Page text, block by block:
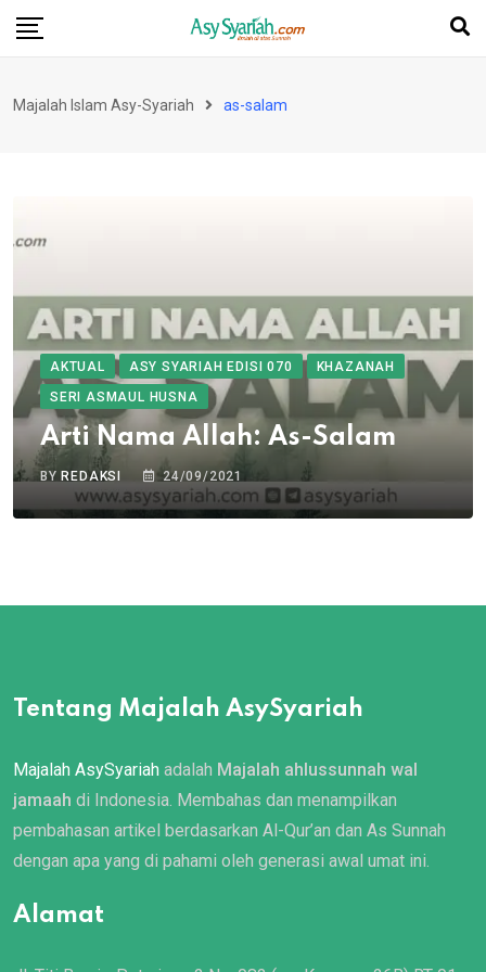
Skip
Majalah Islam Asy-Syariah as-salam
AKTUAL ASY SYARIAH EDISI 070
KHAZANAH
SERI ASMAUL HUSNA
Arti Nama Allah: As-Salam
BY REDAKSI 24/09/2021
Tentang Majalah AsySyariah
Majalah AsySyariah adalah Majalah ahlussunnah wal
jamaah di Indonesia. Membahas dan menampilkan
pembahasan artikel berdasarkan Al-Qur’an dan As Sunnah
dengan apa yang di pahami oleh generasi awal umat ini.
Alamat